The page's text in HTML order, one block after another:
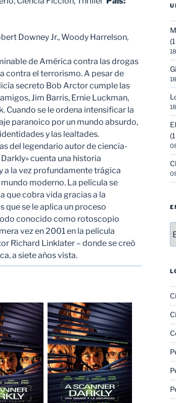
Downey Jr., Woody Harrelson,
de América contra las drogas
contra el terrorismo. A pesar de
secreto Bob Arctor cumple las
Jim Barris, Ernie Luckman,
Cuando se le ordena intensificar la
paranoico por un mundo absurdo,
y las lealtades.
del legendario autor de ciencia-
cuenta una historia
a la vez profundamente trágica
moderno. La película se
que cobra vida gracias a la
que se le aplica un proceso
conocido como rotoscopio
vez en 2001 en la película
Richard Linklater – donde se creó
a siete años vista.